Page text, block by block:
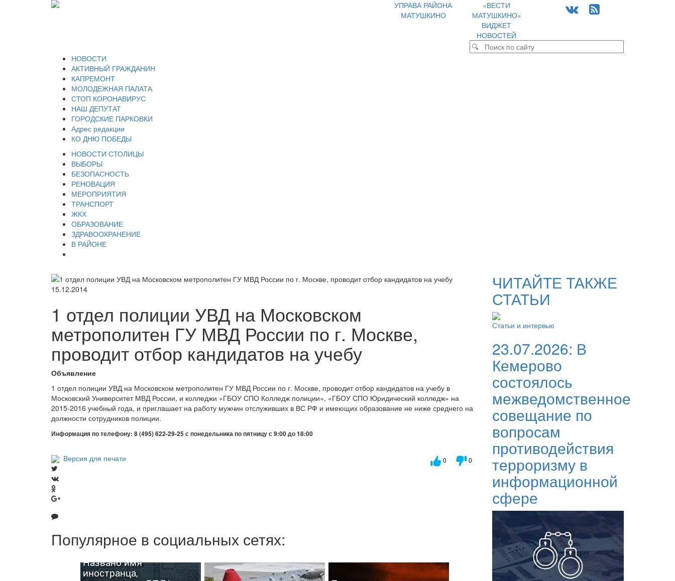
УПРАВА РАЙОНА
МАТУШКИНО
«ВЕСТИ
МАТУШКИНО»
ВИДЖЕТ
НОВОСТЕЙ
НОВОСТИ
АКТИВНЫЙ ГРАЖДАНИН
КАПРЕМОНТ
МОЛОДЕЖНАЯ ПАЛАТА
СТОП КОРОНАВИРУС
НАШ ДЕПУТАТ
ГОРОДСКИЕ ПАРКОВКИ
Адрес редакции
КО ДНЮ ПОБЕДЫ
НОВОСТИ СТОЛИЦЫ
ВЫБОРЫ
БЕЗОПАСНОСТЬ
РЕНОВАЦИЯ
МЕРОПРИЯТИЯ
ТРАНСПОРТ
ЖКХ
ОБРАЗОВАНИЕ
ЗДРАВООХРАНЕНИЕ
В РАЙОНЕ
15.12.2014
1 отдел полиции УВД на Московском
метрополитен ГУ МВД России по г. Москве,
проводит отбор кандидатов на учебу
Объявление
1 отдел полиции УВД на Московском метрополитен ГУ МВД России по г. Москве, проводит отбор кандидатов на учебу в
Московский Университет МВД России, и колледжи «ГБОУ СПО Колледж полиции», «ГБОУ СПО Юридический колледж» на
2015-2016 учебный года, и приглашает на работу мужчин отслуживших в ВС РФ и имеющих образование не ниже среднего на
должности сотрудников полиции.
Информация по телефону: 8 (495) 622-29-25 с понедельника по пятницу с 9:00 до 18:00
Версия для печати 0 0
Популярное в социальных сетях:
Названо имя
иностранца,
ЧИТАЙТЕ ТАКЖЕ
СТАТЬИ
Статьи и интервью
23.07.2026: В
Кемерово
состоялось
межведомственное
совещание по
вопросам
противодействия
терроризму в
информационной
сфере